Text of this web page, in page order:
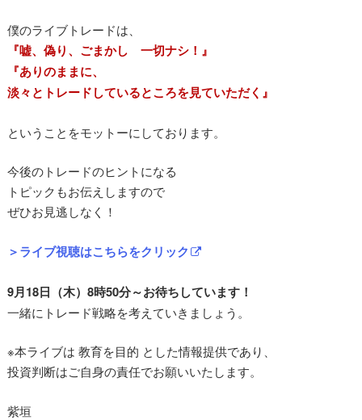
僕のライブトレードは、
『嘘、偽り、ごまかし 一切ナシ！』
『ありのままに、
淡々とトレードしているところを見ていただく』
ということをモットーにしております。
今後のトレードのヒントになる
トピックもお伝えしますので
ぜひお見逃しなく！
＞ライブ視聴はこちらをクリック
9月18日（木）8時50分～お待ちしています！
一緒にトレード戦略を考えていきましょう。
※本ライブは 教育を目的 とした情報提供であり、
投資判断はご自身の責任でお願いいたします。
紫垣